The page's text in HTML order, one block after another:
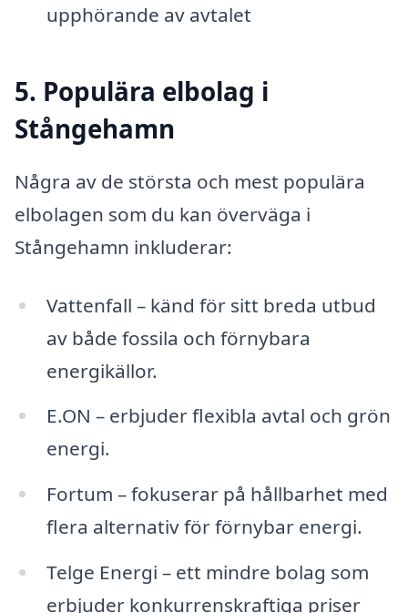
upphörande av avtalet
5. Populära elbolag i
Stångehamn
Några av de största och mest populära
elbolagen som du kan överväga i
Stångehamn inkluderar:
Vattenfall – känd för sitt breda utbud
av både fossila och förnybara
energikällor.
E.ON – erbjuder flexibla avtal och grön
energi.
Fortum – fokuserar på hållbarhet med
flera alternativ för förnybar energi.
Telge Energi – ett mindre bolag som
erbjuder konkurrenskraftiga priser